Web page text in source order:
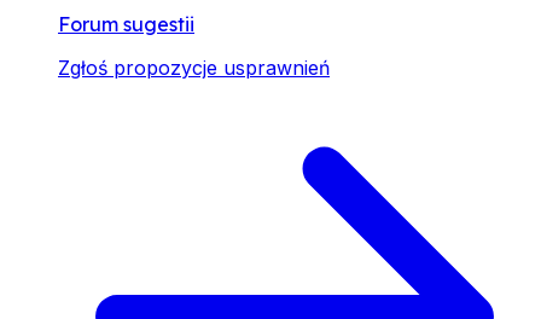
Forum sugestii
Zgłoś propozycje usprawnień